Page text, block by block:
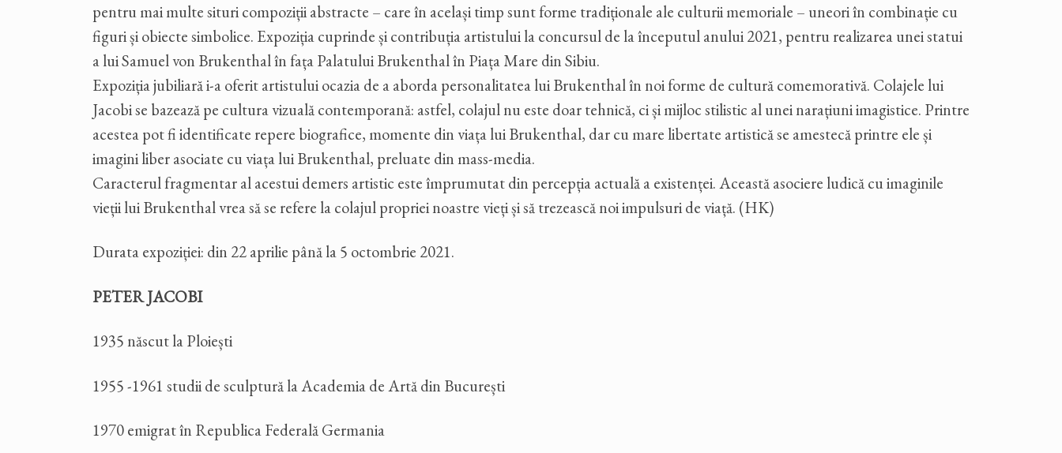
pentru mai multe situri compoziții abstracte – care în același timp sunt forme tradiționale ale culturii memoriale – uneori în combinație cu
figuri și obiecte simbolice. Expoziția cuprinde și contribuția artistului la concursul de la începutul anului 2021, pentru realizarea unei statui
a lui Samuel von Brukenthal în fața Palatului Brukenthal în Piața Mare din Sibiu.
Expoziția jubiliară i-a oferit artistului ocazia de a aborda personalitatea lui Brukenthal în noi forme de cultură comemorativă. Colajele lui
Jacobi se bazează pe cultura vizuală contemporană: astfel, colajul nu este doar tehnică, ci și mijloc stilistic al unei narațiuni imagistice. Printre
acestea pot fi identificate repere biografice, momente din viața lui Brukenthal, dar cu mare libertate artistică se amestecă printre ele și
imagini liber asociate cu viața lui Brukenthal, preluate din mass-media.
Caracterul fragmentar al acestui demers artistic este împrumutat din percepția actuală a existenței. Această asociere ludică cu imaginile
vieții lui Brukenthal vrea să se refere la colajul propriei noastre vieți și să trezească noi impulsuri de viață. (HK)
Durata expoziției: din 22 aprilie până la 5 octombrie 2021.
PETER JACOBI
1935 născut la Ploiești
1955 -1961 studii de sculptură la Academia de Artă din București
1970 emigrat în Republica Federală Germania